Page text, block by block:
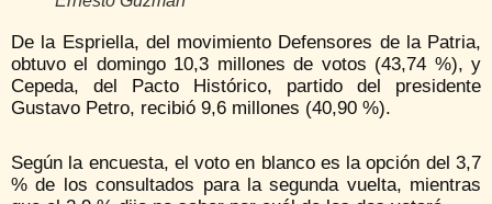
De la Espriella, del movimiento Defensores de la Patria,
obtuvo el domingo 10,3 millones de votos (43,74 %), y
Cepeda, del Pacto Histórico, partido del presidente
Gustavo Petro, recibió 9,6 millones (40,90 %).
Según la encuesta, el voto en blanco es la opción del 3,7
% de los consultados para la segunda vuelta, mientras